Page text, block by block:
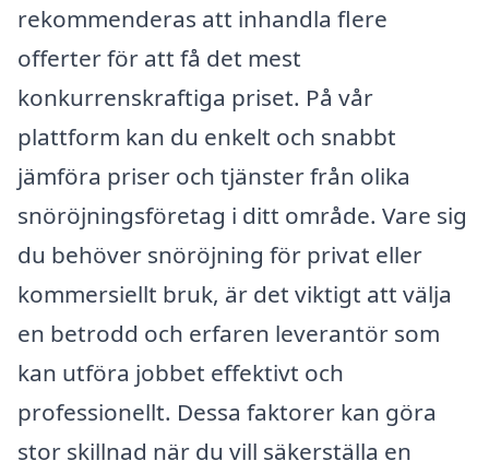
rekommenderas att inhandla flere
offerter för att få det mest
konkurrenskraftiga priset. På vår
plattform kan du enkelt och snabbt
jämföra priser och tjänster från olika
snöröjningsföretag i ditt område. Vare sig
du behöver snöröjning för privat eller
kommersiellt bruk, är det viktigt att välja
en betrodd och erfaren leverantör som
kan utföra jobbet effektivt och
professionellt. Dessa faktorer kan göra
stor skillnad när du vill säkerställa en